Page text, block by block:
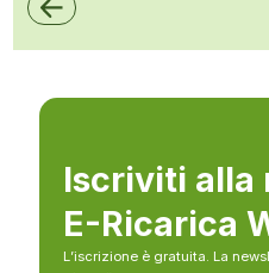
Iscriviti alla
E-Ricarica
L’iscrizione è gratuita. La